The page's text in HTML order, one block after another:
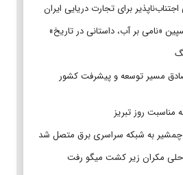
برای تجارت دریایی ایران
«نامی بر آب، داستانی در تاریخ»
صادق مسیر توسعه و پیشرفت کشور
مناسبت روز تبریز
چمشیر به شبکه سراسری برق متصل شد